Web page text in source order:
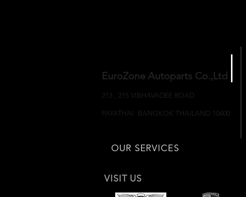
EuroZone Autoparts Co.,Ltd
213 , 215 VIBHAVADEE ROAD
PAYATHAI BANGKOK THAILAND 10400
OUR SERVICES
VISIT US